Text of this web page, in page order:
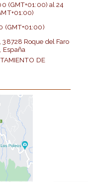
(GMT+01:00) al24
(GMT+01:00)
38728 Roque del Faro
España
DE